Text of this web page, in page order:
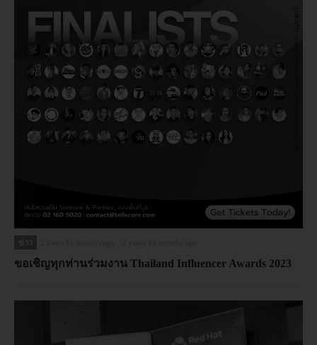
ขอเชิญทุกท่านร่วมงาน Thailand Influencer Awards 2023